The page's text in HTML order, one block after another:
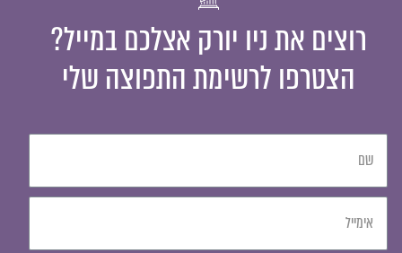
רוצים את ניו יורק אצלכם במייל?
הצטרפו לרשימת התפוצה שלי